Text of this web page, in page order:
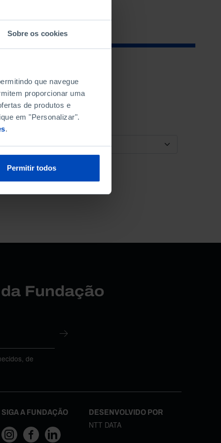
Sobre os cookies
que navegue
proporcionar uma
de produtos e
em "Personalizar".
.
Permitir todos
ORDENAR POR
Fundação
de
SIGA A FUNDAÇÃO DESENVOLVIDO POR
NTT DATA